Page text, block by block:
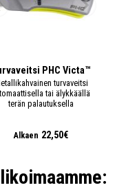
PHC Victa™
turvaveitsi
tai älykkäällä
terän palautuksella
Alkaen 22,50€